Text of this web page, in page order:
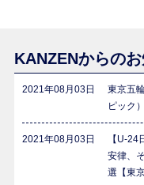
KANZENからの
2021年08月03日
東京五
ピック）
2021年08月03日
【U-
安律、
選【東